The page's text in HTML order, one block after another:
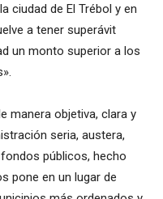
ciudad de El Trébol y en
a tener superávit
un monto superior a los
manera objetiva, clara y
seria, austera,
públicos, hecho
pone en un lugar de